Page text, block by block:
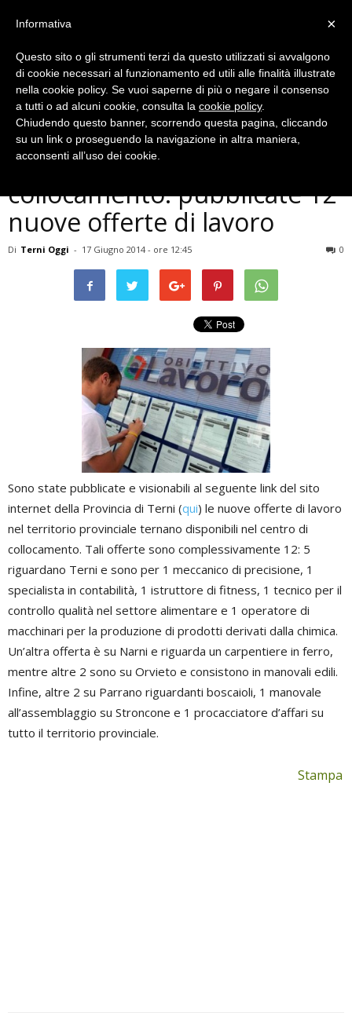
Economia
Provincia di Terni, centro di
collocamento: pubblicate 12
nuove offerte di lavoro
Di Terni Oggi - 17 Giugno 2014 - ore 12:45 0
Sono state pubblicate e visionabili al seguente link del sito
internet della Provincia di Terni (qui) le nuove offerte di lavoro
nel territorio provinciale ternano disponibili nel centro di
collocamento. Tali offerte sono complessivamente 12: 5
riguardano Terni e sono per 1 meccanico di precisione, 1
specialista in contabilità, 1 istruttore di fitness, 1 tecnico per il
controllo qualità nel settore alimentare e 1 operatore di
macchinari per la produzione di prodotti derivati dalla chimica.
Un’altra offerta è su Narni e riguarda un carpentiere in ferro,
mentre altre 2 sono su Orvieto e consistono in manovali edili.
Infine, altre 2 su Parrano riguardanti boscaioli, 1 manovale
all’assemblaggio su Stroncone e 1 procacciatore d’affari su
tutto il territorio provinciale.
Stampa
×
Informativa
Questo sito o gli strumenti terzi da questo utilizzati si avvalgono
di cookie necessari al funzionamento ed utili alle finalità illustrate
nella cookie policy. Se vuoi saperne di più o negare il consenso
a tutti o ad alcuni cookie, consulta la cookie policy.
Chiudendo questo banner, scorrendo questa pagina, cliccando
su un link o proseguendo la navigazione in altra maniera,
acconsenti all’uso dei cookie.